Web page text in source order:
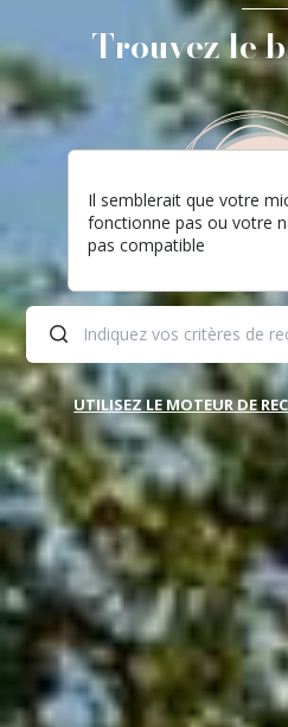
Trouvez le
Il semblerait que votre
fonctionne pas ou votre
pas compatible
UTILISEZ LE MOTEUR DE